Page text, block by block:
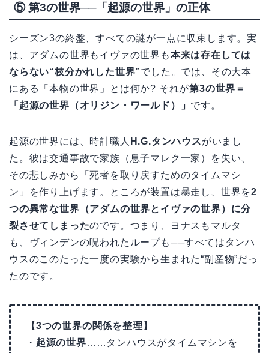
⑤ 第3の世界──「起源の世界」の正体
シーズン3の終盤、すべての謎が一点に収束します。実
は、アダムの世界もイヴァの世界も本来は存在しては
ならない“枝分かれした世界”でした。では、その大本
にある「本物の世界」とは何か? それが第3の世界＝
「起源の世界（オリジン・ワールド）」 です。
起源の世界には、時計職人 H.G.タンハウスがいまし
た。彼は交通事故で家族（息子マレク一家）を失い、
その悲しみから「死者を取り戻すためのタイムマシ
ン」を作り上げます。ところが装置は暴走し、世界を2
つの異常な世界（アダムの世界とイヴァの世界）に分
裂させてしまったのです。つまり、ヨナスもマルタ
も、ヴィンデンの呪われたループも──すべてはタンハ
ウスのこのたった一度の実験から生まれた“副産物”だっ
たのです。
【3つの世界の関係を整理】
・ 起源の世界……タンハウスがタイムマシンを